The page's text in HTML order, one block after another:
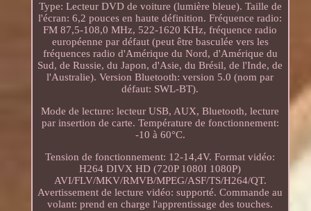
Type: Lecteur DVD de voiture (lumière bleue). Taille de
l'écran: 6,2 pouces en haute définition. Fréquence radio:
FM 87,5-108,0 MHz, 522-1620 KHz, fréquence radio
européenne par défaut (peut être basculée vers les
fréquences radio d'Amérique du Nord, d'Amérique du
Sud, de Russie, du Japon, d'Asie, du Brésil, de l'Inde, de
l'Australie). Version Bluetooth: version 5.0 (nom par
défaut: SWL-BT).
Mode de lecture: lecteur USB, AUX, Bluetooth, lecture
par insertion de carte. Température de fonctionnement:
-10 à 60°C.
Tension de fonctionnement: 12-14,4V. Format vidéo:
H264 DIVX HD (720P 1080I 1080P)
AVI/FLV/MKV/RMVB/MPEG/ASF/TS/H264/QT.
Avertissement de lecture vidéo: supporté. Commande au
volant: prend en charge l'apprentissage des touches.